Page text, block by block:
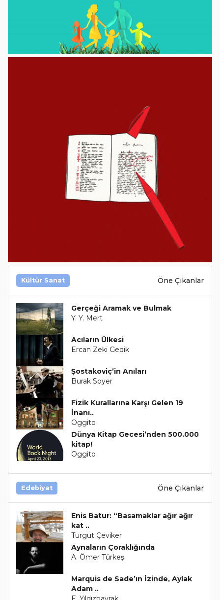
Kültür Sanat Öne Çıkanlar
Gerçeği Aramak ve Bulmak
Y. Y. Mert
Acıların Ülkesi
Ercan Zeki Gedik
Şostakoviç’in Anıları
Burak Soyer
Fizik Kurallarına Karşı Gelen 19
İnanı..
Oggito
Dünya Kitap Gecesi’nden 500.000
kitap!
Oggito
Edebiyat Öne Çıkanlar
Enis Batur: “Basamaklar ağır ağır
kat ..
Turgut Çeviker
Aynaların Çoraklığında
A. Ömer Türkeş
Marquis de Sade’ın İzinde, Aylak
Adam ..